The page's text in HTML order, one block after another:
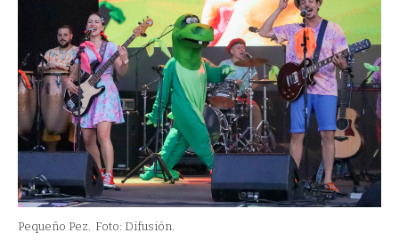
Pequeño Pez. Foto: Difusión.